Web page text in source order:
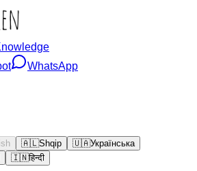
WhatsApp
🇦🇱Shqip 🇺🇦Українська
🇮🇳हिन्दी